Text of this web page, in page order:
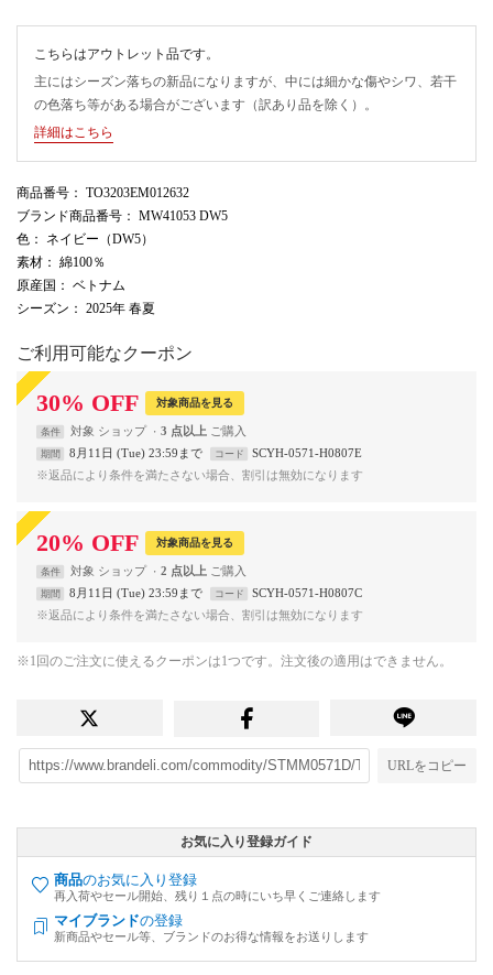
こちらはアウトレット品です。
主にはシーズン落ちの新品になりますが、中には細かな傷やシワ、若干
の色落ち等がある場合がございます（訳あり品を除く）。
詳細はこちら
商品番号 ： TO3203EM012632
ブランド商品番号 ： MW41053 DW5
色 ： ネイビー（DW5）
素材 ： 綿100％
原産国 ： ベトナム
シーズン ： 2025年 春夏
ご利用可能なクーポン
30% OFF 対象商品を見る
条件 対象 ショップ 3 点以上
期間 8月11日 (Tue) 23:59まで コード
SCYH-0571-H0807E
※返品により条件を満たさない場合、割引は無効になります
20% OFF 対象商品を見る
条件 対象 ショップ 2 点以上
期間 8月11日 (Tue) 23:59まで コード
SCYH-0571-H0807C
※返品により条件を満たさない場合、割引は無効になります
※1回のご注文に使えるクーポンは1つです。注文後の適用はできません。
URLをコピー
お気に入り登録ガイド
商品のお気に入り登録
再入荷やセール開始、残り１点の時にいち早くご連絡します
マイブランドの登録
新商品やセール等、ブランドのお得な情報をお送りします